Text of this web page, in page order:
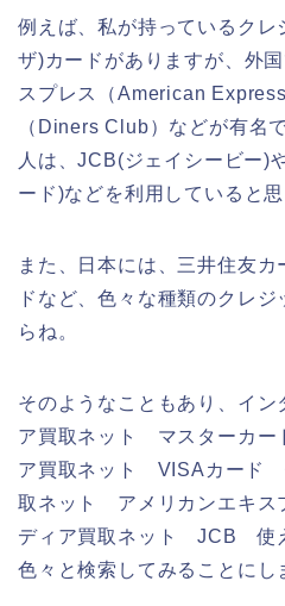
例えば、私が持っているク
ザ)カードがありますが、外
スプレス（American
（Diners Club）などが有名
人は、JCB(ジェイシービー)
ード)などを利用していると思
また、日本には、三井住友
ドなど、色々な種類のクレ
らね。
そのようなこともあり、イン
ア買取ネット マスターカー
ア買取ネット VISAカード
取ネット アメリカンエキス
ディア買取ネット JCB 使
色々と検索してみることにし